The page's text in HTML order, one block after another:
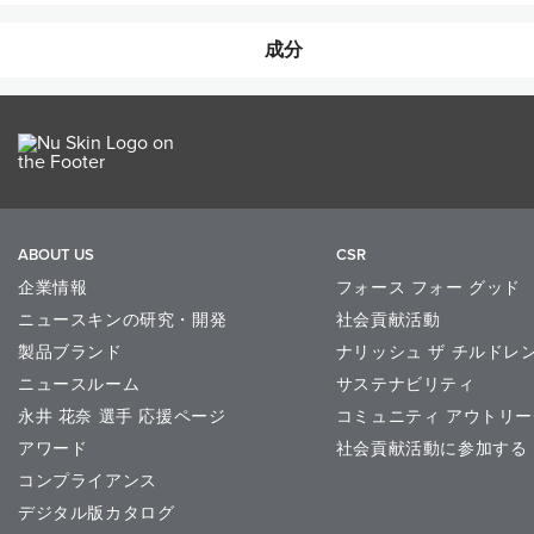
洗顔後、適量をコットンに取り、
成分
(Apricot) Juice, Citrus Aurantium
保湿成分：セージ水
ABOUT US
企業情報
ニュースキンの研究・開発
製品ブランド
ニュースルーム
永井 花奈 選手 応援ページ
アワード
コンプライアンス
デジタル版カタログ
CSR
フォース フォー グッド
社会貢献活動
ナリッシュ ザ チルドレ
サステナビリティ
コミュニティ アウトリ
社会貢献活動に参加する